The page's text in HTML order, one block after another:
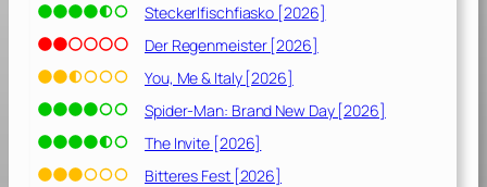
Steckerlfischfiasko [2026]
Der Regenmeister [2026]
You, Me & Italy [2026]
Spider-Man: Brand New Day [2026]
The Invite [2026]
Bitteres Fest [2026]